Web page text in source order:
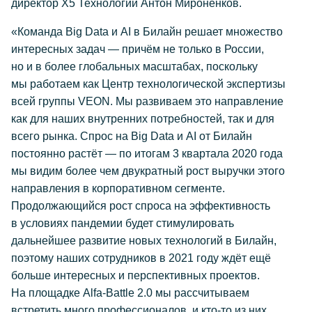
директор Х5 Технологии Антон Мироненков.
«Команда Big Data и AI в Билайн решает множество
интересных задач — причём не только в России,
но и в более глобальных масштабах, поскольку
мы работаем как Центр технологической экспертизы
всей группы VEON. Мы развиваем это направление
как для наших внутренних потребностей, так и для
всего рынка. Спрос на Big Data и AI от Билайн
постоянно растёт — по итогам 3 квартала 2020 года
мы видим более чем двукратный рост выручки этого
направления в корпоративном сегменте.
Продолжающийся рост спроса на эффективность
в условиях пандемии будет стимулировать
дальнейшее развитие новых технологий в Билайн,
поэтому наших сотрудников в 2021 году ждёт ещё
больше интересных и перспективных проектов.
На площадке Alfa-Battle 2.0 мы рассчитываем